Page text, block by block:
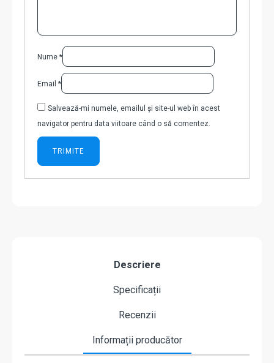
Nume *
Email *
Salvează-mi numele, emailul și site-ul web în acest
navigator pentru data viitoare când o să comentez.
Descriere
Specificații
Recenzii
Informații producător